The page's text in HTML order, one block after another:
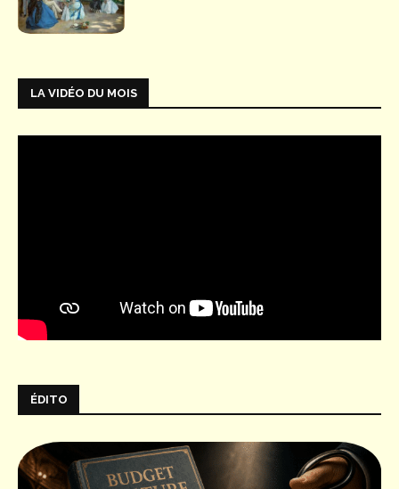
LA VIDÉO DU MOIS
ÉDITO